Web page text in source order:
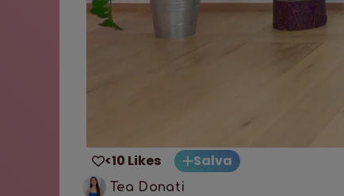
<10 Likes Salva
Tea Donati